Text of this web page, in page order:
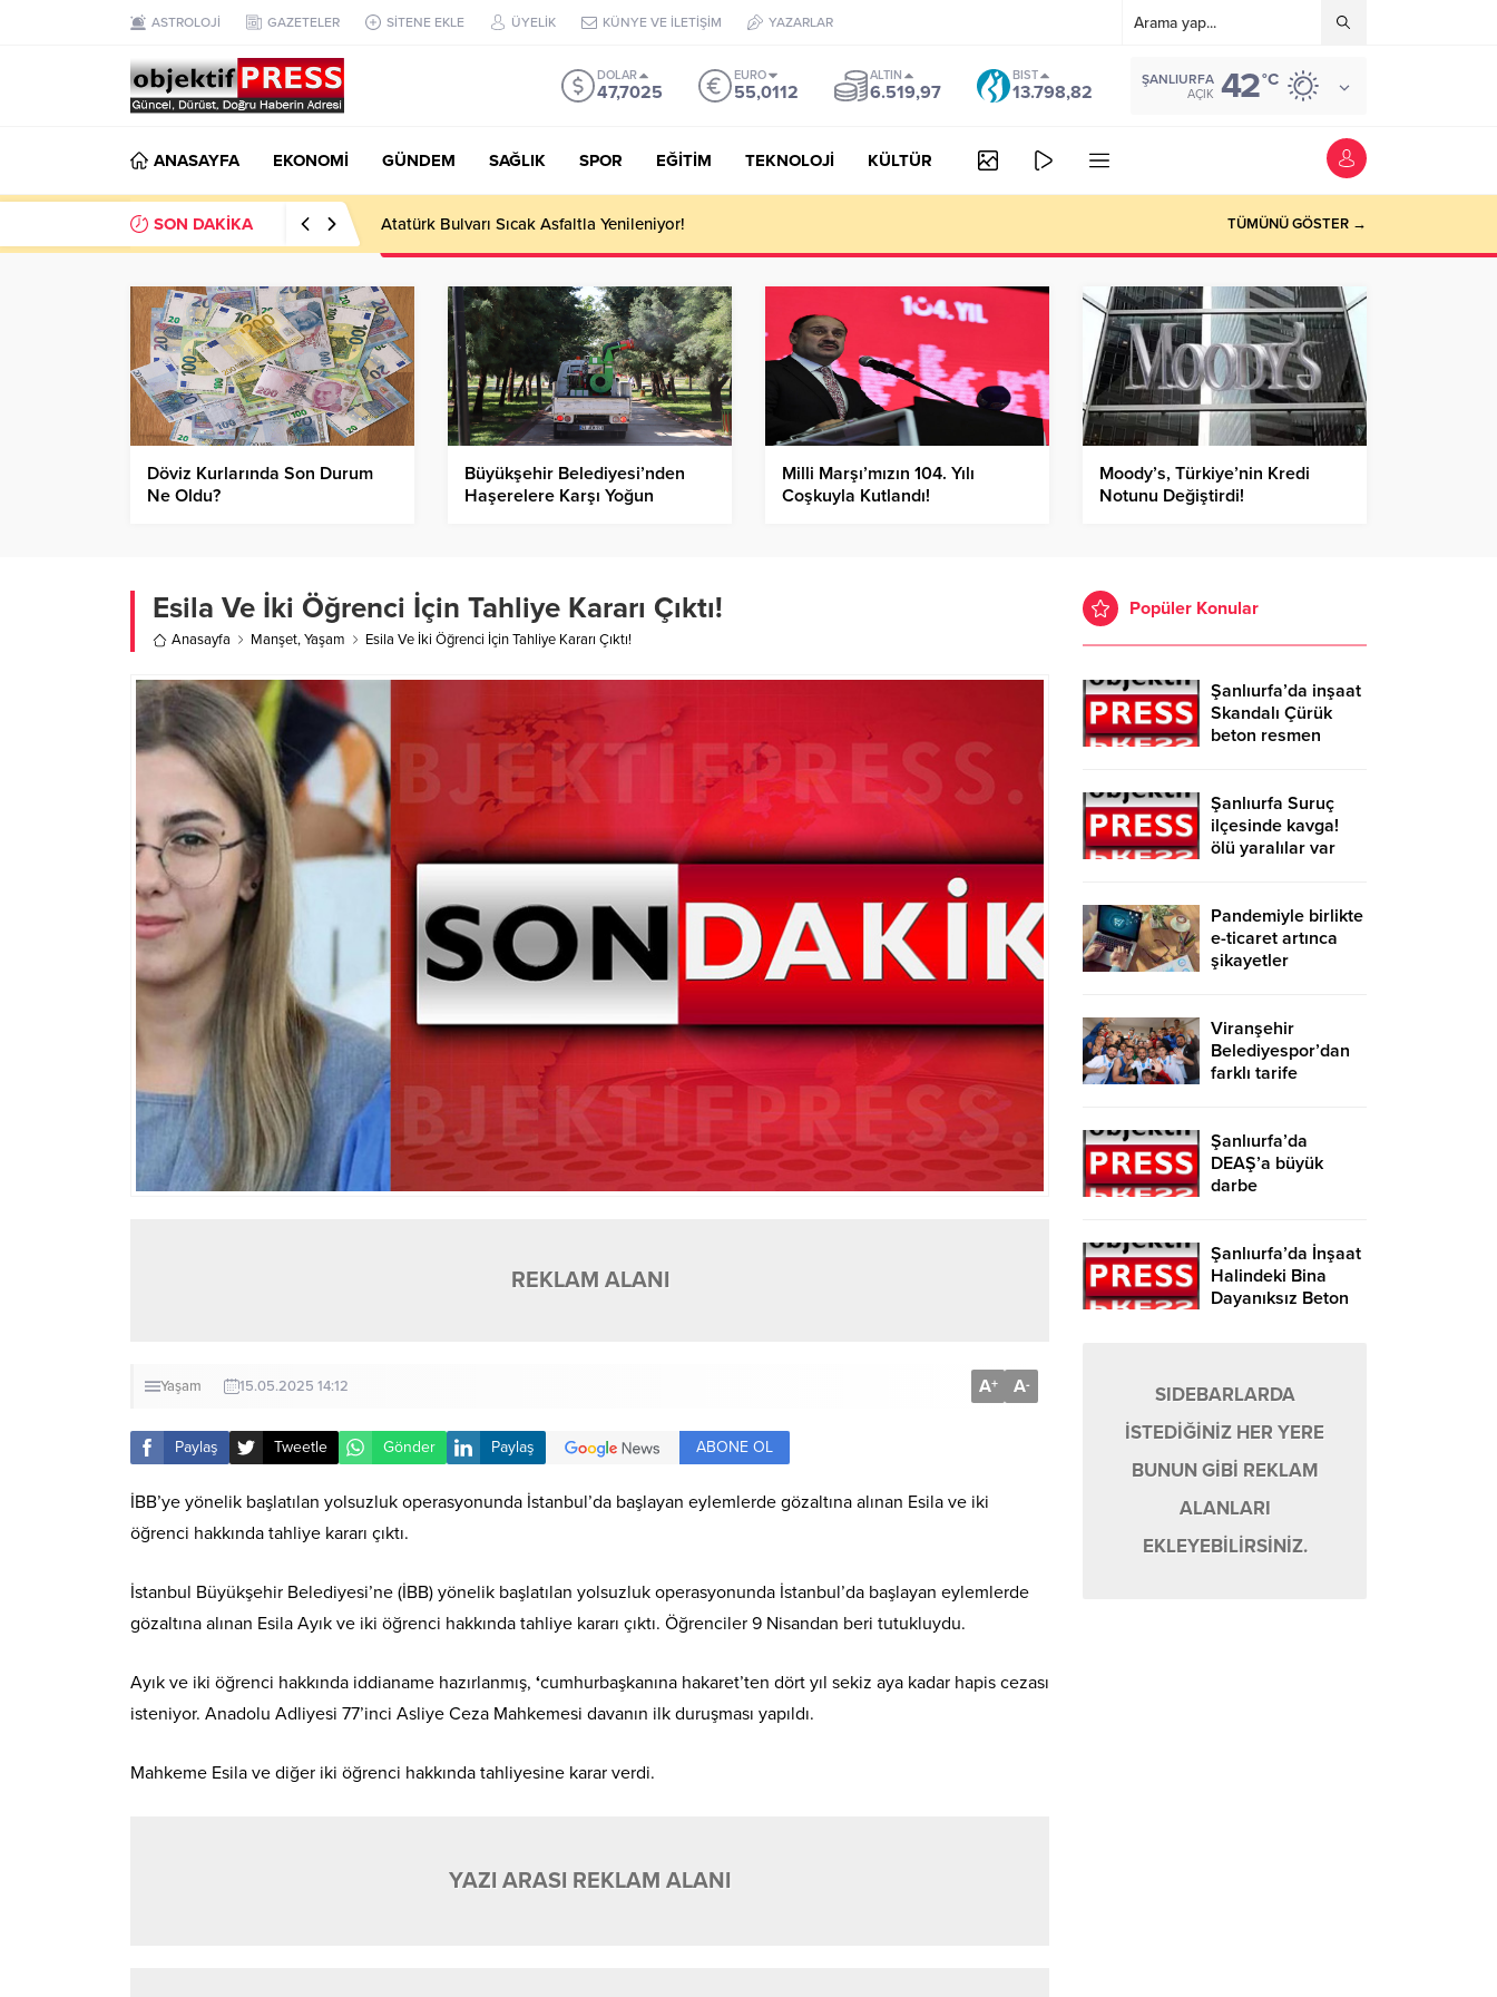
ASTROLOJİ GAZETELER SİTENE EKLE ÜYELİK KÜNYE VE İLETİŞİM YAZARLAR
DOLAR
47,7025
EURO
55,0112
ALTIN
6.519,97
BIST
13.798,82
ŞANLIURFA
AÇIK 42°C
ANASAYFA EKONOMİ GÜNDEM SAĞLIK SPOR EĞİTİM TEKNOLOJİ KÜLTÜR
SON DAKİKA Temmuzda IPARD III Kapsamında 634,3 Milyon Lira Hibe Ödemesi Yapıldı! TÜMÜNÜ GÖSTER →
Döviz Kurlarında Son Durum
Ne Oldu?
Büyükşehir Belediyesi’nden
Haşerelere Karşı Yoğun
Milli Marşı’mızın 104. Yılı
Coşkuyla Kutlandı!
Moody’s, Türkiye’nin Kredi
Notunu Değiştirdi!
Esila Ve İki Öğrenci İçin Tahliye Kararı Çıktı!
Anasayfa Manşet,Yaşam Esila Ve İki Öğrenci İçin Tahliye Kararı Çıktı!
REKLAM ALANI
Yaşam 15.05.2025 14:12 A+ A-
Paylaş Tweetle Gönder Paylaş ABONE OL
İBB’ye yönelik başlatılan yolsuzluk operasyonunda İstanbul’da başlayan eylemlerde gözaltına alınan Esila ve iki
öğrenci hakkında tahliye kararı çıktı.
İstanbul Büyükşehir Belediyesi’ne (İBB) yönelik başlatılan yolsuzluk operasyonunda İstanbul’da başlayan eylemlerde
gözaltına alınan Esila Ayık ve iki öğrenci hakkında tahliye kararı çıktı. Öğrenciler 9 Nisandan beri tutukluydu.
Ayık ve iki öğrenci hakkında iddianame hazırlanmış, ‘cumhurbaşkanına hakaret’ten dört yıl sekiz aya kadar hapis cezası
isteniyor. Anadolu Adliyesi 77’inci Asliye Ceza Mahkemesi davanın ilk duruşması yapıldı.
Mahkeme Esila ve diğer iki öğrenci hakkında tahliyesine karar verdi.
YAZI ARASI REKLAM ALANI
Popüler Konular
Şanlıurfa’da inşaat
Skandalı Çürük
beton resmen
Şanlıurfa Suruç
ilçesinde kavga!
ölü yaralılar var
Pandemiyle birlikte
e-ticaret artınca
şikayetler
Viranşehir
Belediyespor’dan
farklı tarife
Şanlıurfa’da
DEAŞ’a büyük
darbe
Şanlıurfa’da İnşaat
Halindeki Bina
Dayanıksız Beton
SIDEBARLARDA
İSTEDİĞİNİZ HER YERE
BUNUN GİBİ REKLAM
ALANLARI
EKLEYEBİLİRSİNİZ.